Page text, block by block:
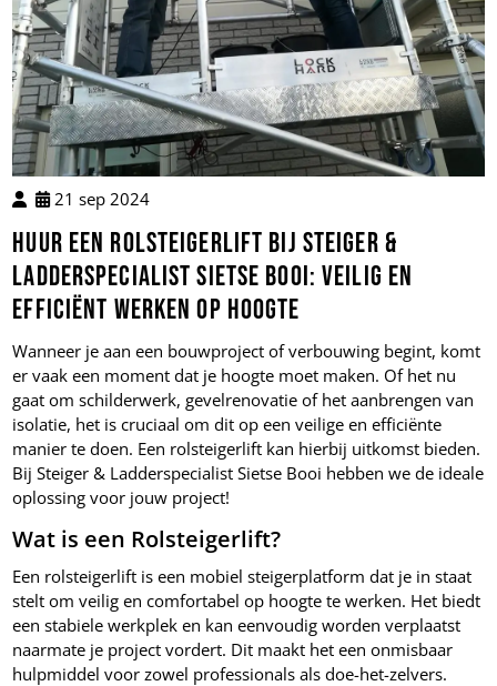
21 sep 2024
Huur een Rolsteigerlift bij Steiger &
Ladderspecialist Sietse Booi: Veilig en
Efficiënt Werken op Hoogte
Wanneer je aan een bouwproject of verbouwing begint, komt
er vaak een moment dat je hoogte moet maken. Of het nu
gaat om schilderwerk, gevelrenovatie of het aanbrengen van
isolatie, het is cruciaal om dit op een veilige en efficiënte
manier te doen. Een rolsteigerlift kan hierbij uitkomst bieden.
Bij Steiger & Ladderspecialist Sietse Booi hebben we de ideale
oplossing voor jouw project!
Wat is een Rolsteigerlift?
Een rolsteigerlift is een mobiel steigerplatform dat je in staat
stelt om veilig en comfortabel op hoogte te werken. Het biedt
een stabiele werkplek en kan eenvoudig worden verplaatst
naarmate je project vordert. Dit maakt het een onmisbaar
hulpmiddel voor zowel professionals als doe-het-zelvers.